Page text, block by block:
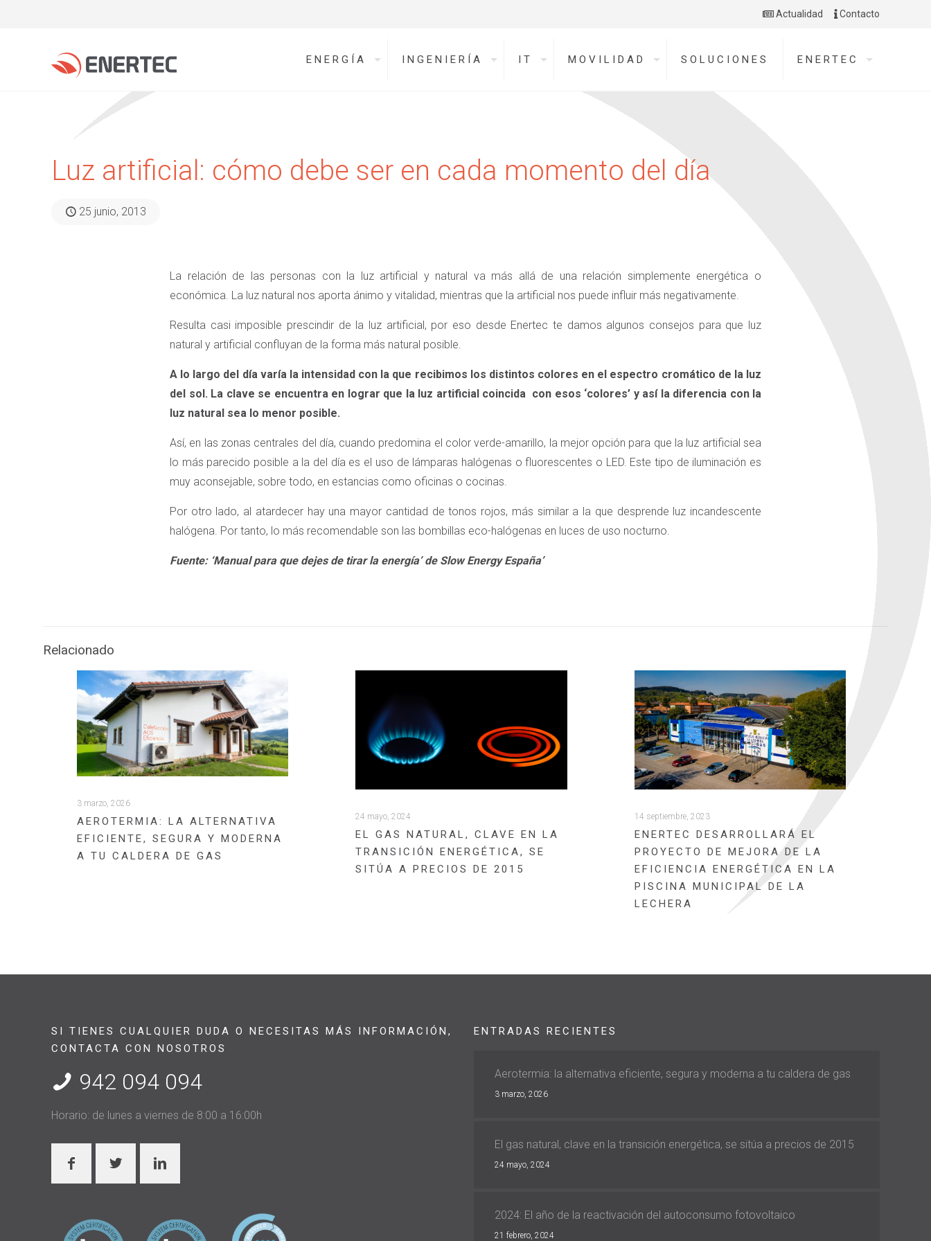
Actualidad Contacto
ENERGÍA INGENIERÍA IT MOVILIDAD SOLUCIONES ENERTEC
Luz artificial: cómo debe ser en cada momento del día
25 junio, 2013
La relación de las personas con la luz artificial y natural va más allá de una relación simplemente energética o
económica. La luz natural nos aporta ánimo y vitalidad, mientras que la artificial nos puede influir más negativamente.
Resulta casi imposible prescindir de la luz artificial, por eso desde Enertec te damos algunos consejos para que luz
natural y artificial confluyan de la forma más natural posible.
A lo largo del día varía la intensidad con la que recibimos los distintos colores en el espectro cromático de la luz
del sol. La clave se encuentra en lograr que la luz artificial coincida con esos ‘colores’ y así la diferencia con la
luz natural sea lo menor posible.
Así, en las zonas centrales del día, cuando predomina el color verde-amarillo, la mejor opción para que la luz artificial sea
lo más parecido posible a la del día es el uso de lámparas halógenas o fluorescentes o LED. Este tipo de iluminación es
muy aconsejable, sobre todo, en estancias como oficinas o cocinas.
Por otro lado, al atardecer hay una mayor cantidad de tonos rojos, más similar a la que desprende luz incandescente
halógena. Por tanto, lo más recomendable son las bombillas eco-halógenas en luces de uso nocturno.
Fuente: ‘Manual para que dejes de tirar la energía’ de Slow Energy España’
Relacionado
3 marzo, 2026
AEROTERMIA: LA ALTERNATIVA
EFICIENTE, SEGURA Y MODERNA
A TU CALDERA DE GAS
24 mayo, 2024
EL GAS NATURAL, CLAVE EN LA
TRANSICIÓN ENERGÉTICA, SE
SITÚA A PRECIOS DE 2015
14 septiembre, 2023
ENERTEC DESARROLLARÁ EL
PROYECTO DE MEJORA DE LA
EFICIENCIA ENERGÉTICA EN LA
PISCINA MUNICIPAL DE LA
LECHERA
SI TIENES CUALQUIER DUDA O NECESITAS MÁS INFORMACIÓN,
CONTACTA CON NOSOTROS
942 094 094
Horario: de lunes a viernes de 8:00 a 16:00h
ENTRADAS RECIENTES
Aerotermia: la alternativa eficiente, segura y moderna a tu caldera de gas
3 marzo, 2026
El gas natural, clave en la transición energética, se sitúa a precios de 2015
24 mayo, 2024
2024: El año de la reactivación del autoconsumo fotovoltaico
21 febrero, 2024